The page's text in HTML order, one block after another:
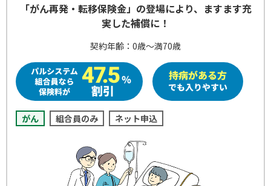
「がん再発・転移保険金」の登場により、ますます充
実した補償に！
契約年齢：0歳～満70歳
がん 組合員のみ ネット申込